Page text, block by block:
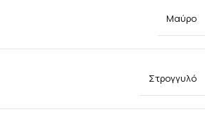
Μαύρο
Στρογγυλό